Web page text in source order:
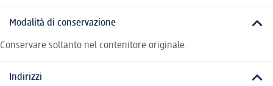
Modalità di conservazione
Conservare soltanto nel contenitore originale.
Indirizzi